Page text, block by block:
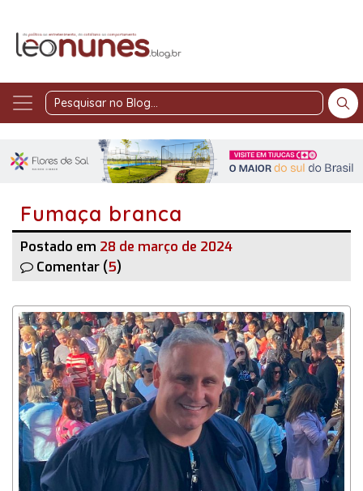
Pesquisar
Blog
Fumaça branca
Postado em 28 de março de 2024
Comentar (5)